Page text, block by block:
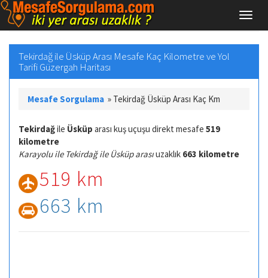
Tekirdağ ile Üsküp Arası Mesafe Kaç Kilometre ve Yol
Tarifi Güzergah Haritası
Mesafe Sorgulama » Tekirdağ Üsküp Arası Kaç Km
Tekirdağile Üsküp arası kuş uçuşu direkt mesafe 519
kilometre
Karayolu ile Tekirdağ ile Üsküp arasıuzaklık 663 kilometre
519 km
663 km